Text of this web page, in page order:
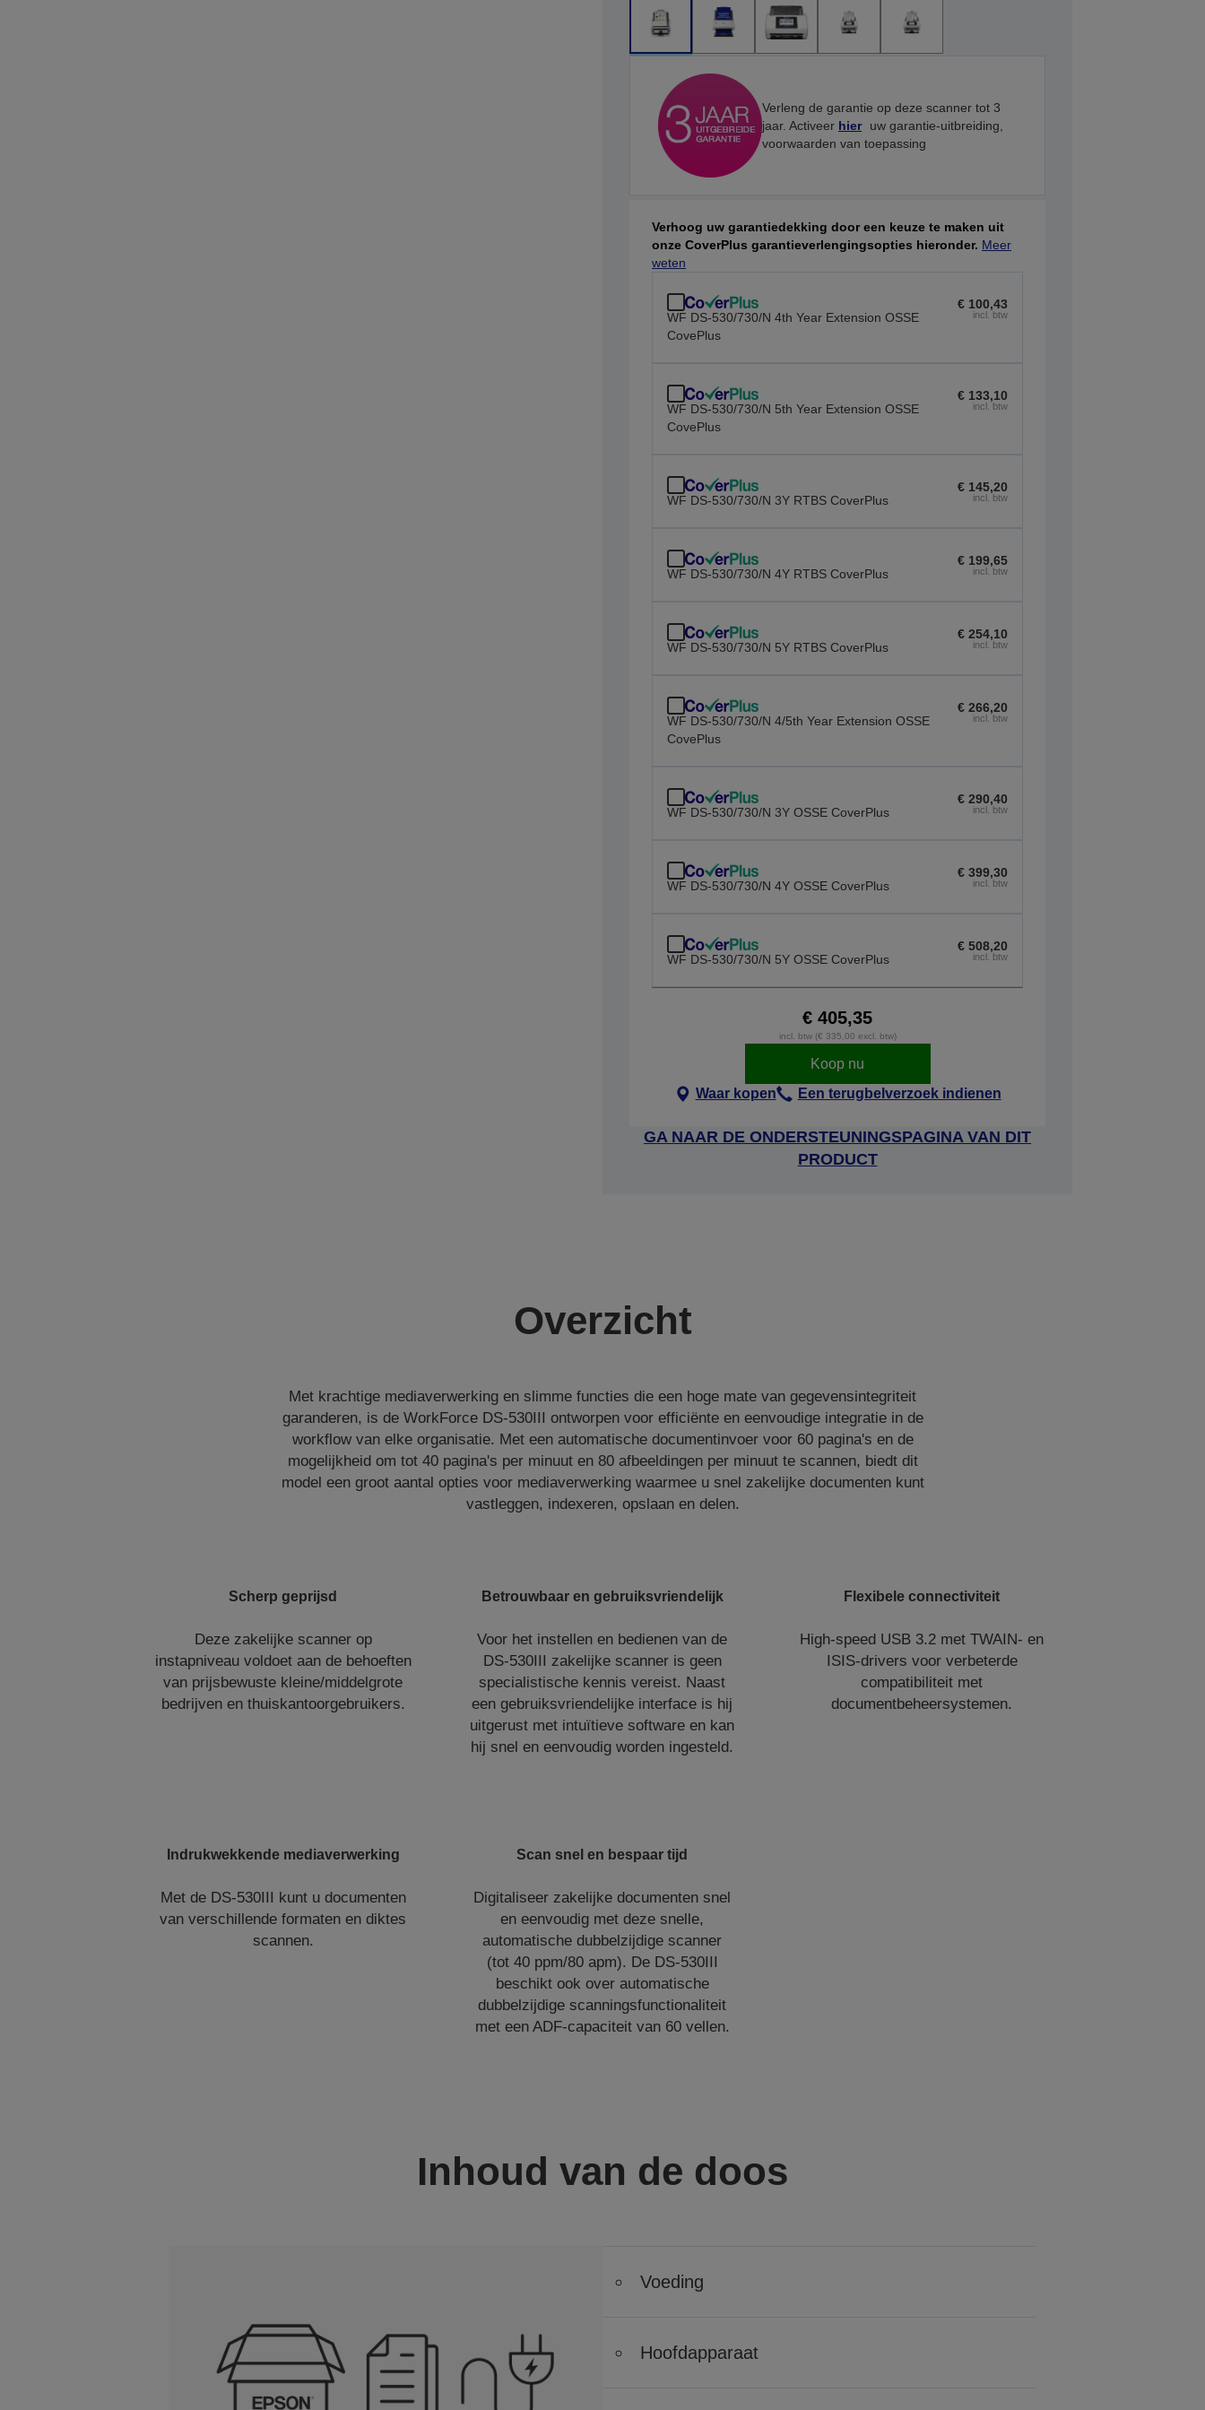
Verleng de garantie op deze scanner tot 3
jaar. Activeer hier
uw garantie-uitbreiding,
voorwaarden van toepassing
Verhoog uw garantiedekking door een keuze te maken uit
onze CoverPlus garantieverlengingsopties hieronder. Meer
weten
WF DS-530/730/N 4th Year Extension OSSE
CovePlus
€ 100,43
incl. btw
WF DS-530/730/N 5th Year Extension OSSE
CovePlus
€ 133,10
incl. btw
WF DS-530/730/N 3Y RTBS CoverPlus
€ 145,20
incl. btw
WF DS-530/730/N 4Y RTBS CoverPlus
€ 199,65
incl. btw
WF DS-530/730/N 5Y RTBS CoverPlus
€ 254,10
incl. btw
WF DS-530/730/N 4/5th Year Extension OSSE
CovePlus
€ 266,20
incl. btw
WF DS-530/730/N 3Y OSSE CoverPlus
€ 290,40
incl. btw
WF DS-530/730/N 4Y OSSE CoverPlus
€ 399,30
incl. btw
WF DS-530/730/N 5Y OSSE CoverPlus
€ 508,20
incl. btw
€ 405,35
incl. btw (€ 335,00 excl. btw)
Koop nu
Waar kopen
Een terugbelverzoek indienen
GA NAAR DE ONDERSTEUNINGSPAGINA VAN DIT
PRODUCT
Overzicht
Met krachtige mediaverwerking en slimme functies die een hoge mate van gegevensintegriteit
garanderen, is de WorkForce DS-530III ontworpen voor efficiënte en eenvoudige integratie in de
workflow van elke organisatie. Met een automatische documentinvoer voor 60 pagina's en de
mogelijkheid om tot 40 pagina's per minuut en 80 afbeeldingen per minuut te scannen, biedt dit
model een groot aantal opties voor mediaverwerking waarmee u snel zakelijke documenten kunt
vastleggen, indexeren, opslaan en delen.
Scherp geprijsd
Deze zakelijke scanner op
instapniveau voldoet aan de behoeften
van prijsbewuste kleine/middelgrote
bedrijven en thuiskantoorgebruikers.
Betrouwbaar en gebruiksvriendelijk
Voor het instellen en bedienen van de
DS-530III zakelijke scanner is geen
specialistische kennis vereist. Naast
een gebruiksvriendelijke interface is hij
uitgerust met intuïtieve software en kan
hij snel en eenvoudig worden ingesteld.
Flexibele connectiviteit
High-speed USB 3.2 met TWAIN- en
ISIS-drivers voor verbeterde
compatibiliteit met
documentbeheersystemen.
Indrukwekkende mediaverwerking
Met de DS-530III kunt u documenten
van verschillende formaten en diktes
scannen.
Scan snel en bespaar tijd
Digitaliseer zakelijke documenten snel
en eenvoudig met deze snelle,
automatische dubbelzijdige scanner
(tot 40 ppm/80 apm). De DS-530III
beschikt ook over automatische
dubbelzijdige scanningsfunctionaliteit
met een ADF-capaciteit van 60 vellen.
Inhoud van de doos
Voeding
Hoofdapparaat